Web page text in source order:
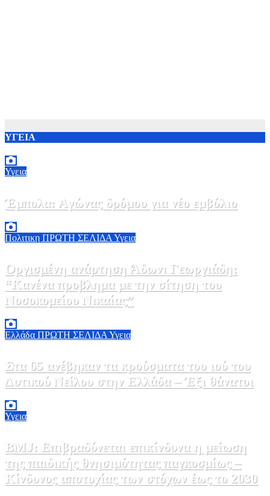
ΥΓΕΙΑ
Υγεια
Έμπολα: Αγώνας δρόμου για νέο εμβόλιο
Πολιτικη ΠΡΩΤΗ ΣΕΛΙΔΑ Υγεια
Οργισμένη ανάρτηση Άδωνι Γεωργιάδη:
“Κανένα προβλημα με την σίτηση του
Νοσοκομείου Νικαίας”
Ελλάδα ΠΡΩΤΗ ΣΕΛΙΔΑ Υγεια
Στα 65 ανέβηκαν τα κρούσματα του ιού του
Δυτικού Νείλου στην Ελλάδα – Έξι θάνατοι
Υγεια
BMJ: Επιβραδύνεται επικίνδυνα η μείωση
της παιδικής θνησιμότητας παγκοσμίως –
Κίνδυνος αποτυχίας των στόχων έως το 2030